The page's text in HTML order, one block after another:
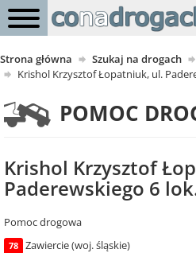
Strona główna Szukaj na drogach
Krishol Krzysztof Łopatniuk, ul.
POMOC
Krishol Krzysztof
Paderewskiego 6
Pomoc drogowa
78 Zawiercie (woj. śląskie)